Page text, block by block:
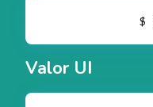
$
Valor UI